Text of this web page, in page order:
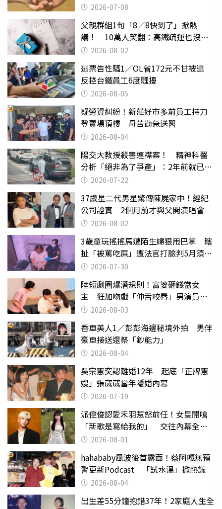
2026-07-08
父親群組1句「8／8快到了」掀熱
議！ 10萬人笑翻：高鐵疏運也沒列
父親節
2026-08-02
逃票告性騷1／OL省172元不甘被逮
反控台鐵員工6度騷擾
2026-08-05
疑勞資糾紛！新莊好市多前員工持刀
登賣場頂樓 母苦勸急送醫
2026-08-04
陽交大教授殺害連襟案！ 精神科醫
分析「絕非為了爭產」：2年前就已言
行詭異
2026-07-22
37歲星二代男星驚傳陳屍家中！經紀
公司證實 2個月前才與父開演唱會
2026-08-02
3歲童玩搖搖馬遭陌生婦狠甩巴掌 瞎
扯「被罵吃屎」遭法官打臉判5月須入
監 2026-07-30
陸短劇圈爆潛規則！富婆砸錢當女
主 狂加吻戲「伸舌咬唇」男演員崩
潰 2026-08-03
香車美人1／彭彭海邊秘境外拍 男伴
豪車接送還祭「鈔能力」
2026-08-04
吳宗憲突認離婚12年 起底「正牌憲
嫂」張葳葳當年隱婚內幕
2026-07-19
派偉俊認愛禾羽惹怒前任！女星開嗆
「新歌是寫給我的」 交往內幕全說
了 2026-08-01
hahababy風波後首露面！蔡阿嘎無預
警更新Podcast 「試水溫」掀熱議
2026-08-04
出生差55分鐘抱錯37年！2家庭人生全